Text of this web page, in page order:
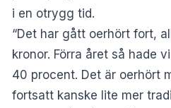
i en otrygg tid.
“Det har gått oerhört fort,
kronor. Förra året så hade
40 procent. Det är oerhört
fortsatt kanske lite mer